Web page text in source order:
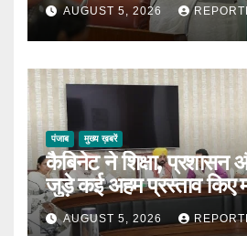
AUGUST 5, 2026
पंजाब मुख्य ख़बरें
कैबिनेट ने शिक्षा, प्रशासन
जुड़े कई अहम प्रस्ताव किए
AUGUST 5, 2026